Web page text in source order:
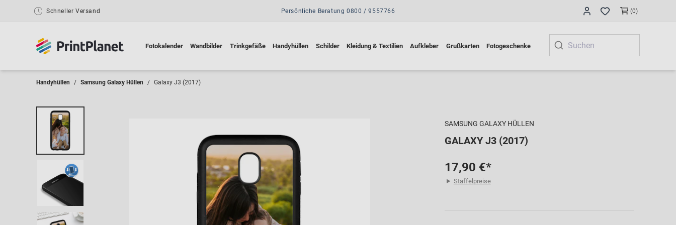
Schneller Versand (0)
Fotokalender Wandbilder Trinkgefäße Handyhüllen Schilder Kleidung & Textilien Aufkleber Grußkarten Fotogeschenke
Persönliche Beratung 0800 / 9557766
Handyhüllen Samsung Galaxy Hüllen Galaxy J3 (2017)
SAMSUNG GALAXY HÜLLEN
GALAXY J3 (2017)
17,90 €*
Staffelpreise